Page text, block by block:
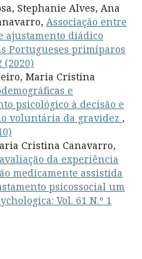
Stephanie Alves, Ana
Associação entre
ajustamento diádico
Portugueses primíparos
(2020)
Maria Cristina
e
psicológico à decisão e
voluntária da gravidez ,
Cristina Canavarro,
da experiência
medicamente assistida
psicossocial um
Vol. 61 N.º 1